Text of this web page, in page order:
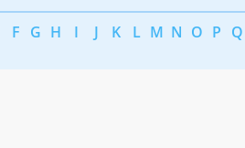
F G H I J K L M N O P Q